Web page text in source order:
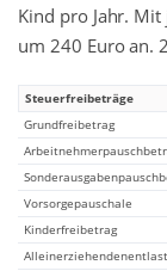
Kind pro Jahr.
um 240 Euro an.
Steuerfreibeträge
Grundfreibetrag
Vorsorgepauschale
Kinderfreibetrag